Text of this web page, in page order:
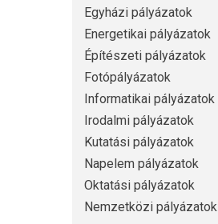
Egyházi pályázatok
Energetikai pályázatok
Építészeti pályázatok
Fotópályázatok
Informatikai pályázatok
Irodalmi pályázatok
Kutatási pályázatok
Napelem pályázatok
Oktatási pályázatok
Nemzetközi pályázatok